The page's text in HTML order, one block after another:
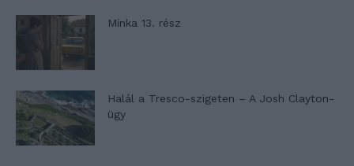
Minka 13. rész
Halál a Tresco-szigeten – A Josh Clayton-
ügy